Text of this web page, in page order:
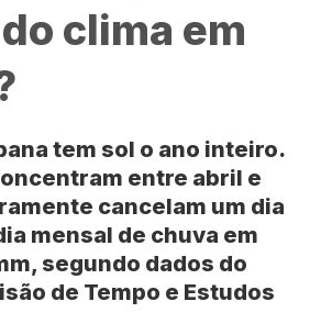
clima em
tem sol o ano inteiro.
entre abril e
cancelam um dia
mensal de chuva em
segundo dados do
de Tempo e Estudos